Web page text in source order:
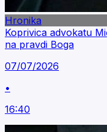
Hronika
Koprivica advokatu
na pravdi Boga
07/07/2026
•
16:40